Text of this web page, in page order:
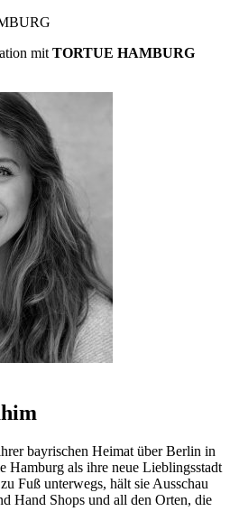
mit TORTUE HAMBURG
bayrischen Heimat über Berlin in
Hamburg als ihre neue Lieblingsstadt
Fuß unterwegs, hält sie Ausschau
Hand Shops und all den Orten, die